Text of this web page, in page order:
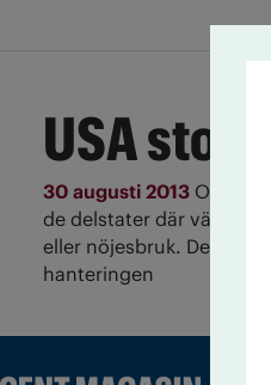
USA
30 augusti 2013
de delstater där väljare
eller nöjesbruk. Detta så
hanteringen